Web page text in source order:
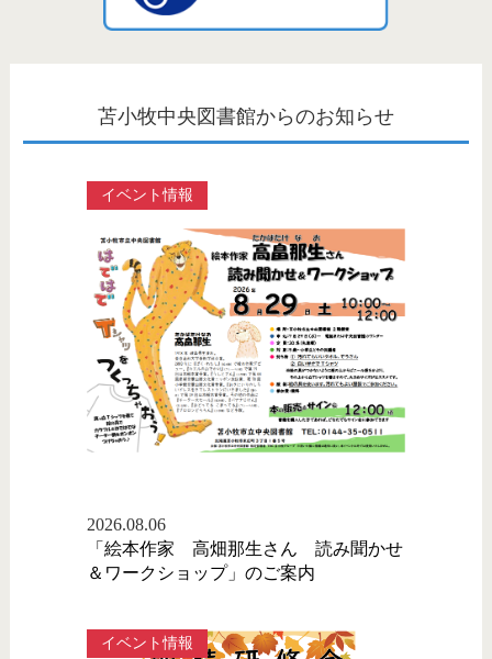
苫小牧中央図書館からのお知らせ
イベント情報
2026.08.06
「絵本作家 高畑那生さん 読み聞かせ
＆ワークショップ」のご案内
イベント情報